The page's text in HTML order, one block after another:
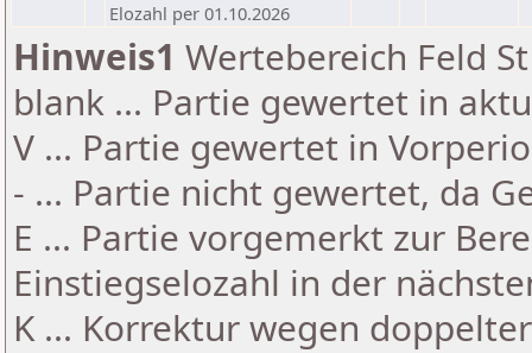
Elozahl per 01.10.2026
Hinweis1 Wertebereich Feld
blank ... Partie gewertet in
V ... Partie gewertet in
- ... Partie nicht gewertet, da
E ... Partie vorgemerkt zur
Einstiegselozahl in der
K ... Korrektur wegen